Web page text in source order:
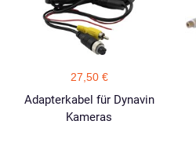
27,50 €
Adapterkabel für Dynavin
Kameras